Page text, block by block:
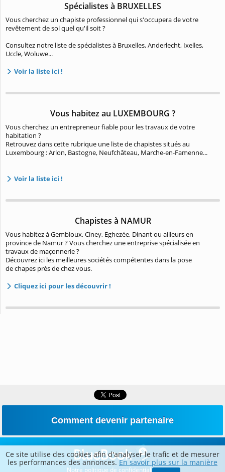
Spécialistes à BRUXELLES
Vous cherchez un chapiste professionnel qui s'occupera de votre
revêtement de sol quel qu'il soit ?
Consultez notre liste de spécialistes à Bruxelles, Anderlecht, Ixelles,
Uccle, Woluwe...
Voir la liste ici !
Vous habitez au LUXEMBOURG ?
Vous cherchez un entrepreneur fiable pour les travaux de votre
habitation ?
Retrouvez dans cette rubrique une liste de chapistes situés au
Luxembourg : Arlon, Bastogne, Neufchâteau, Marche-en-Famenne...
Voir la liste ici !
Chapistes à NAMUR
Vous habitez à Gembloux, Ciney, Eghezée, Dinant ou ailleurs en
province de Namur ? Vous cherchez une entreprise spécialisée en
travaux de maçonnerie ?
Découvrez ici les meilleures sociétés compétentes dans la pose
de chapes près de chez vous.
Cliquez ici pour les découvrir !
Comment devenir partenaire
Notre politique de confidentialité
Ce site utilise des cookies afin d'analyser le trafic et de mesurer
les performances des annonces.En savoir plus sur la manière